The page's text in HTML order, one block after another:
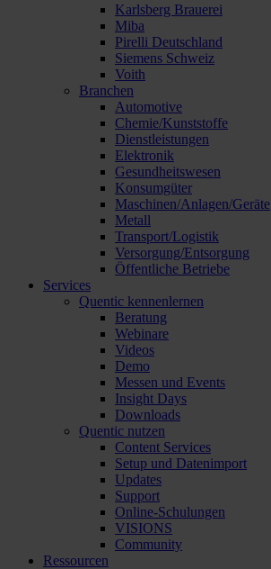
Karlsberg Brauerei
Miba
Pirelli Deutschland
Siemens Schweiz
Voith
Branchen
Automotive
Chemie/Kunststoffe
Dienstleistungen
Elektronik
Gesundheitswesen
Konsumgüter
Maschinen/Anlagen/Geräte
Metall
Transport/Logistik
Versorgung/Entsorgung
Öffentliche Betriebe
Services
Quentic kennenlernen
Beratung
Webinare
Videos
Demo
Messen und Events
Insight Days
Downloads
Quentic nutzen
Content Services
Setup und Datenimport
Updates
Support
Online-Schulungen
VISIONS
Community
Ressourcen